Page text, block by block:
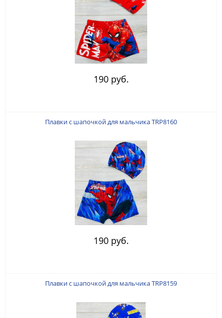
190 руб.
Плавки с шапочкой для мальчика TRP8160
190 руб.
Плавки с шапочкой для мальчика TRP8159